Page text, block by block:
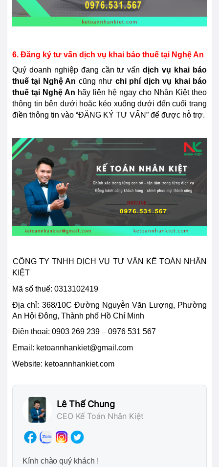
6. Đăng ký tư vấn dịch vụ khai báo thuế tại Nghệ An
Quý doanh nghiệp đang cần tư vấndịch vụ khai báo
thuế tại Nghệ An cũng như chi phí dịch vụ khai báo
thuế tại Nghệ An hãy liên hệ ngay cho Nhân Kiệt theo
thông tin bên dưới hoặc kéo xuống dưới đến cuối trang
điền thông tin vào “ĐĂNG KÝ TƯ VẤN” để được hỗ trợ.
CÔNG TY TNHH DỊCH VỤ TƯ VẤN KẾ TOÁN NHÂN
KIỆT
Mã số thuế: 0313102419
Địa chỉ: 368/10C Đường Nguyễn Văn Lượng, Phường
An Hội Đông, Thành phố Hồ Chí Minh
Điện thoại: 0903 269 239 – 0976 531 567
Email: ketoannhankiet@gmail.com
Website: ketoannhankiet.com
Lê Thế Chung
CEO Kế Toán Nhân Kiệt
Kính chào quý khách !